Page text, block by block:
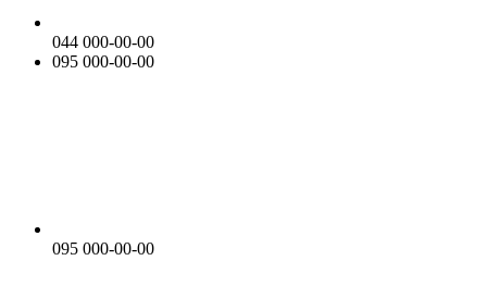
044 000-00-00
095 000-00-00
095 000-00-00